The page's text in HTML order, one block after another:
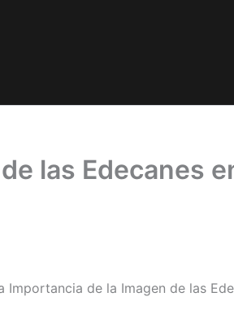
las Edecanes
Importancia de la Imagen de las